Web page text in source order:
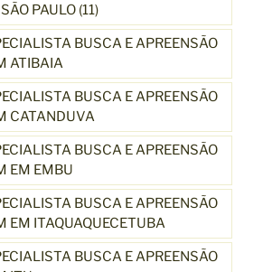
PAULO (11)
BUSCA E APREENSÃO
ATIBAIA
BUSCA E APREENSÃO
CATANDUVA
BUSCA E APREENSÃO
EM EMBU
BUSCA E APREENSÃO
EM ITAQUAQUECETUBA
BUSCA E APREENSÃO